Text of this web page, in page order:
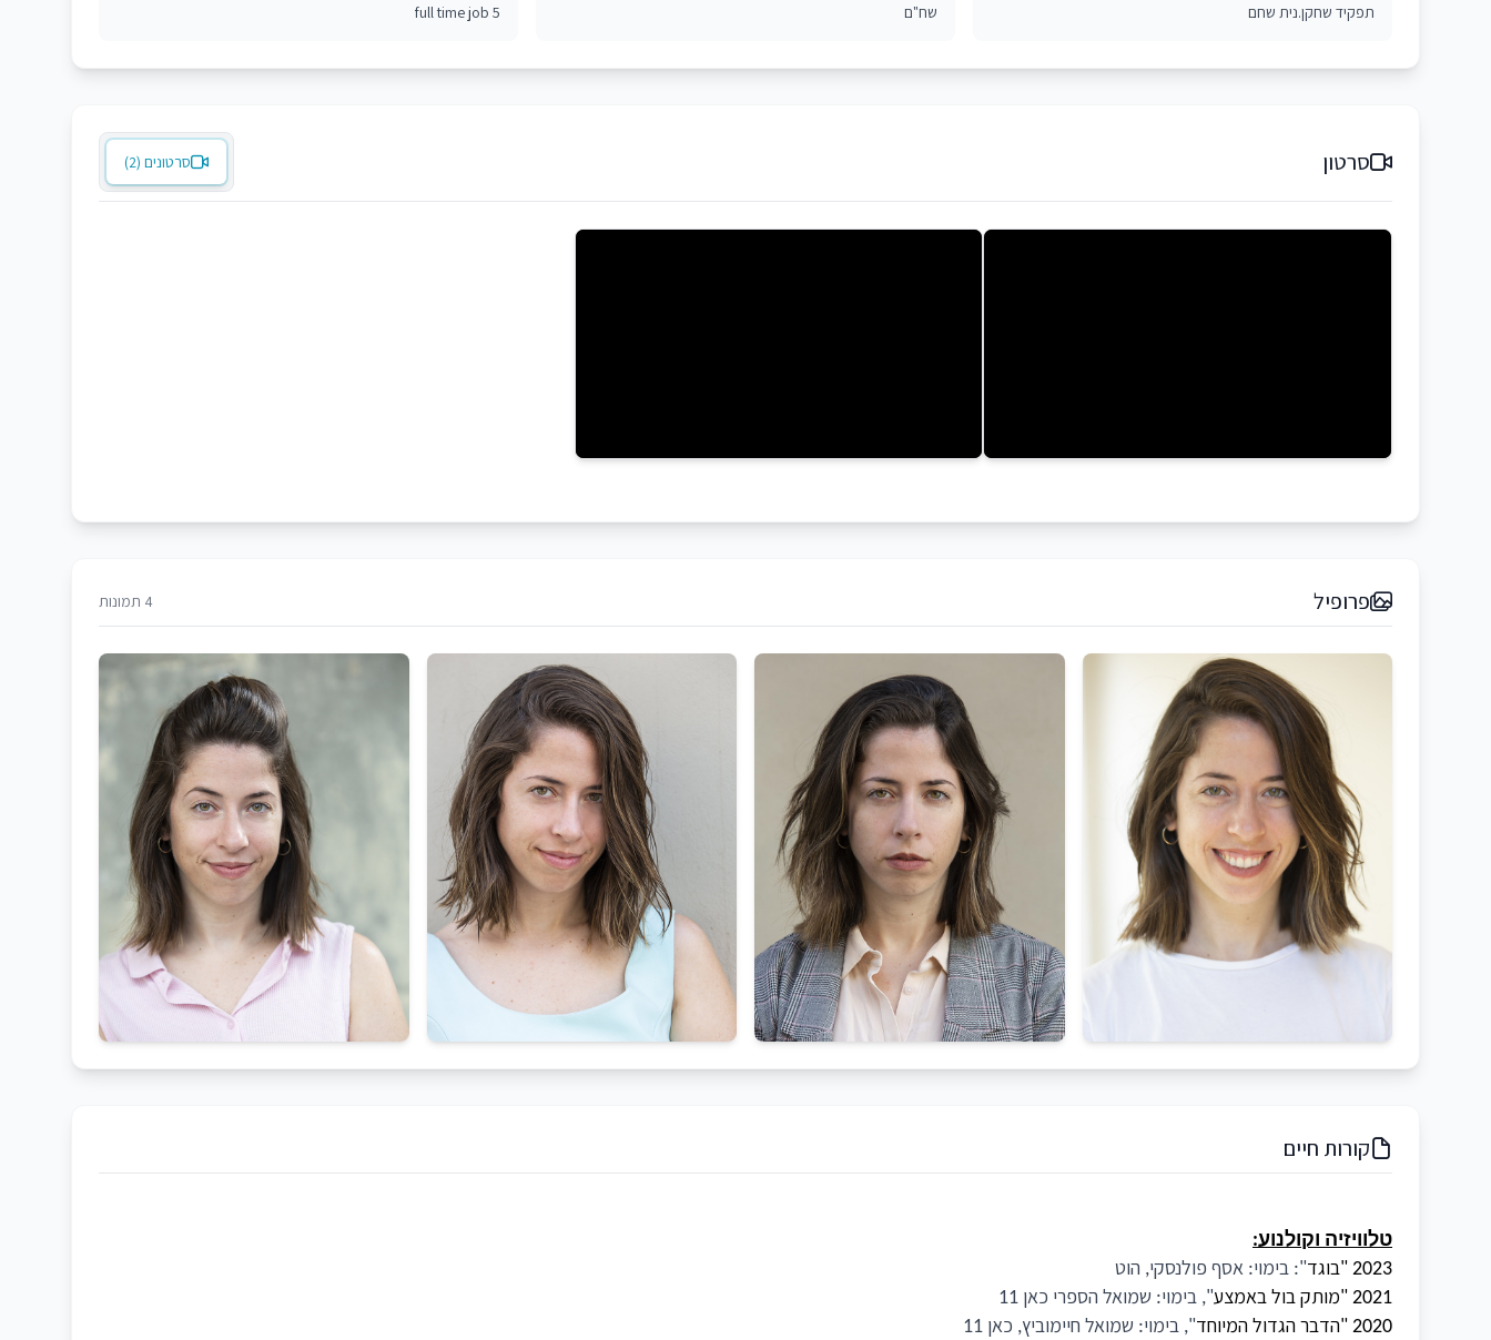
תפקיד שחקן.נית שחם שח"ם 5 full time job
סרטון סרטונים (2)
פרופיל 4 תמונות
קורות חיים
טלוויזיה וקולנוע:
2023
"בוגד": בימוי: אסף פולנסקי, הוט
2021
"מותק בול באמצע", בימוי: שמואל הספרי כאן 11
2020
"הדבר הגדול המיוחד", בימוי: שמואל חיימוביץ, כאן 11